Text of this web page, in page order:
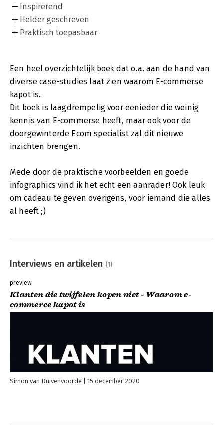
Inspirerend
Helder geschreven
Praktisch toepasbaar
Een heel overzichtelijk boek dat o.a. aan de hand van
diverse case-studies laat zien waarom E-commerse
kapot is.
Dit boek is laagdrempelig voor eenieder die weinig
kennis van E-commerse heeft, maar ook voor de
doorgewinterde Ecom specialist zal dit nieuwe
inzichten brengen.
Mede door de praktische voorbeelden en goede
infographics vind ik het echt een aanrader! Ook leuk
om cadeau te geven overigens, voor iemand die alles
al heeft ;)
Interviews en artikelen (1)
preview
Klanten die twijfelen kopen niet - Waarom e-
commerce kapot is
Simon van Duivenvoorde 15 december 2020